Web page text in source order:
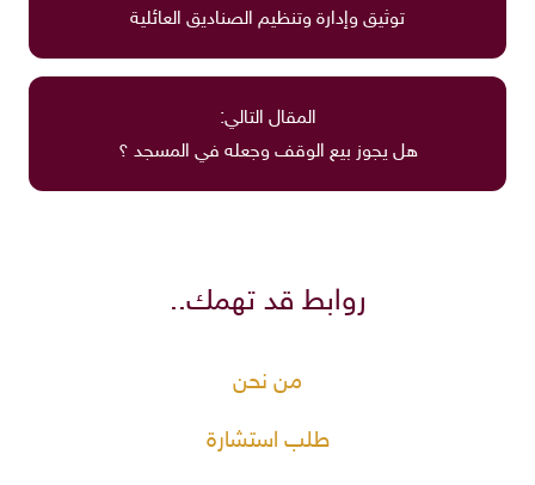
توثيق وإدارة وتنظيم الصناديق العائلية
المقال التالي:
هل يجوز بيع الوقف وجعله في المسجد ؟
روابط قد تهمك..
من نحن
طلب استشارة